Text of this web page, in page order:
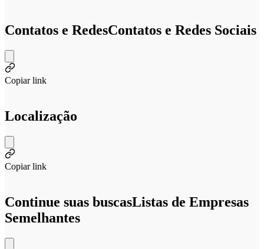
Contatos e RedesContatos e Redes Sociais
Copiar link
Localização
Copiar link
Continue suas buscasListas de Empresas
Semelhantes